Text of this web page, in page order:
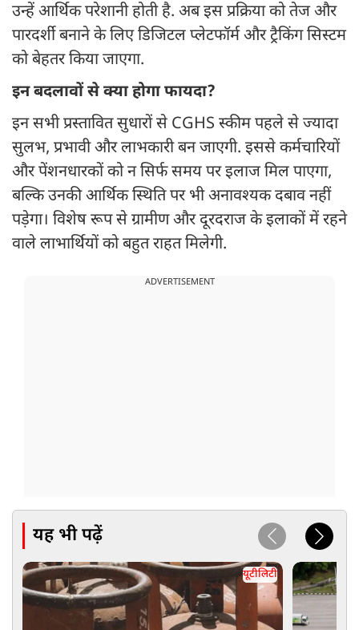
उन्हें आर्थिक परेशानी होती है. अब इस प्रक्रिया को तेज और
पारदर्शी बनाने के लिए डिजिटल प्लेटफॉर्म और ट्रैकिंग सिस्टम
को बेहतर किया जाएगा.
इन बदलावों से क्या होगा फायदा?
इन सभी प्रस्तावित सुधारों से CGHS स्कीम पहले से ज्यादा
सुलभ, प्रभावी और लाभकारी बन जाएगी. इससे कर्मचारियों
और पेंशनधारकों को न सिर्फ समय पर इलाज मिल पाएगा,
बल्कि उनकी आर्थिक स्थिति पर भी अनावश्यक दबाव नहीं
पड़ेगा। विशेष रूप से ग्रामीण और दूरदराज के इलाकों में रहने
वाले लाभार्थियों को बहुत राहत मिलेगी.
ADVERTISEMENT
यह भी पढ़ें
यूटीलिटी